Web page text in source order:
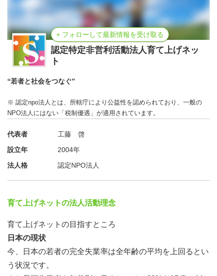
職業や月収、暮らし方などを設定したカードで将来の生活
をシミュレーション
+ フォローして最新情報を受け取る
認定特定非営利活動法人育て上げネッ
ト
“若者と社会をつなぐ”
※ 認定npo法人とは、所轄庁により公益性を認められており、一般の
NPO法人にはない「税制優遇」が適用されています。
代表者
工藤 啓
設立年
2004年
法人格
認定NPO法人
育て上げネットの法人活動理念
育て上げネットの目指すところ
日本の現状
今、日本の若者の完全失業率は全年齢の平均を上回るとい
う状況です。